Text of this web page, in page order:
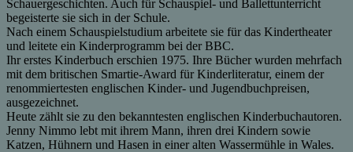
Schauergeschichten. Auch für Schauspiel- und Ballettunterricht
begeisterte sie sich in der Schule.
Nach einem Schauspielstudium arbeitete sie für das Kindertheater
und leitete ein Kinderprogramm bei der BBC.
Ihr erstes Kinderbuch erschien 1975. Ihre Bücher wurden mehrfach
mit dem britischen Smartie-Award für Kinderliteratur, einem der
renommiertesten englischen Kinder- und Jugendbuchpreisen,
ausgezeichnet.
Heute zählt sie zu den bekanntesten englischen Kinderbuchautoren.
Jenny Nimmo lebt mit ihrem Mann, ihren drei Kindern sowie
Katzen, Hühnern und Hasen in einer alten Wassermühle in Wales.